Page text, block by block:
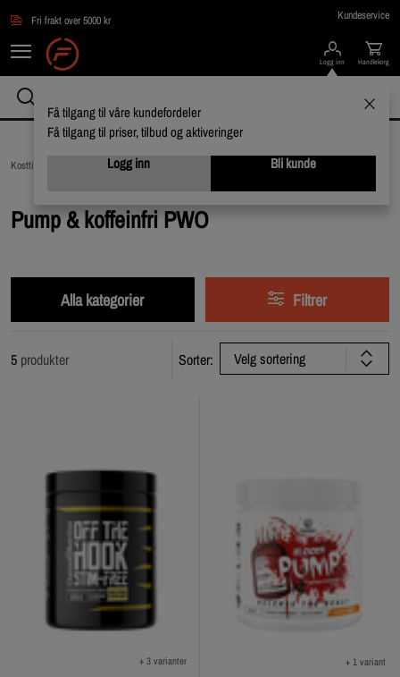
Fri frakt over 5000 kr Kundeservice
Logg inn
Få tilgang til våre kundefordeler
Få tilgang til priser, tilbud og aktiveringer
Logg inn
Bli kunde
Handlekorg
Kosttilskudd / PWO - Pre Workout /
Pump & koffeinfri PWO
Alla kategorier Filtrer
5 produkter Sorter: Velg sortering
+ 3 varianter + 1 variant